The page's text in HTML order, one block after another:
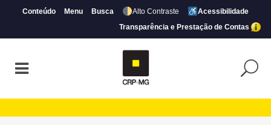
Conteúdo Menu Busca Alto Contraste
Acessibilidade
Transparência e Prestação de Contas